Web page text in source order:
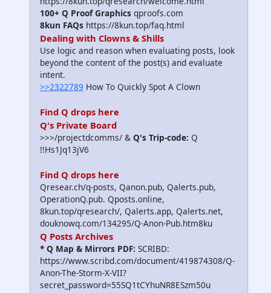
100+ Q Proof Graphics qproofs.com
8kun FAQs https://8kun.top/faq.html
Dealing with Clowns & Shills
Use logic and reason when evaluating posts, look
beyond the content of the post(s) and evaluate
intent.
>>2322789 How To Quickly Spot A Clown
Find Q drops here
Q's Private Board
>>>/projectdcomms/ & Q's Trip-code: Q
!!Hs1Jq13jV6
Find Q drops here
Qresear.ch/q-posts, Qanon.pub, Qalerts.pub,
OperationQ.pub. Qposts.online,
8kun.top/qresearch/, Qalerts.app, Qalerts.net,
douknowq.com/134295/Q-Anon-Pub.htm8ku
Q Posts Archives
* Q Map & Mirrors PDF: SCRIBD:
https://www.scribd.com/document/419874308/Q-
Anon-The-Storm-X-VII?
secret_password=55SQ1tCYhuNR8ESzm50u